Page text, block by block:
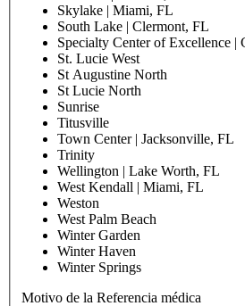
Skylake | Miami, FL
South Lake | Clermont, FL
Specialty Center of Excellence |
St. Lucie West
St Augustine North
St Lucie North
Sunrise
Titusville
Town Center | Jacksonville, FL
Trinity
Wellington | Lake Worth, FL
West Kendall | Miami, FL
Weston
West Palm Beach
Winter Garden
Winter Haven
Winter Springs
Motivo de la Referencia médica